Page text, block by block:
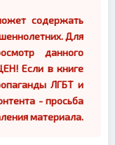
содержать
Для
данного
Если в книге
ЛГБТ и
- просьба
материала.